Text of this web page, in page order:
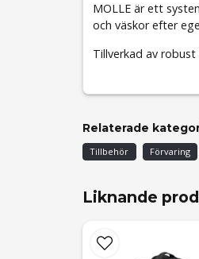
MOLLE är ett
och väskor efter
Tillverkad av
Relaterade
Tillbehör Förvaring
Liknande